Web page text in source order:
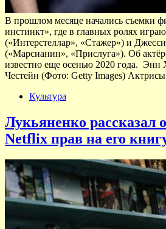
В прошлом месяце начались съемки
инстинкт», где в главных ролях
(«Интерстеллар», «Стажер») и
(«Марсианин», «Прислуга»). Об
известно еще осенью 2020 года. Энн
Честейн (Фото: Getty Images)
Культура
Лукьяненко рассказал
Netflix прав на его